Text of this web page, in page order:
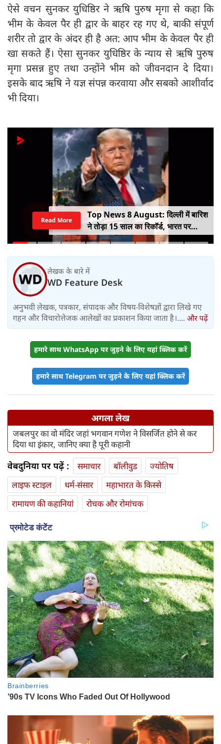
ऐसे वचन सुनकर युधिष्ठिर ने ऋषि पुरुष मृगा से कहा कि
भीम के केवल पैर ही द्वार के बाहर रह गए थे, बाकी संपूर्ण
शरीर तो द्वार के अंदर ही है अत: आप भीम के केवल पैर ही
खा सकते हैं। ऐसा सुनकर युधिष्ठिर के न्याय से ऋषि पुरुष
मृगा प्रसन्न हुए तथा उन्होंने भीम को जीवनदान दे दिया।
इसके बाद ऋषि ने यज्ञ संपन्न करवाया और सबको आशीर्वाद
भी दिया।
Top News 8 August: दिल्ली में बारिश
ने तोड़ा 15 साल का रिकॉर्ड, भारत पर
100% टैरिफ का खतरा; Gen Z पर कंगना
Read More
लेखक के बारे में
WD Feature Desk
अनुभवी लेखक, पत्रकार, संपादक और विषय-विशेषज्ञों द्वारा लिखे गए
गहन और विचारोत्तेजक आलेखों का प्रकाशन किया जाता है।.... और पढ़ें
हमारे साथ WhatsApp पर जुड़ने के लिए यहां क्लिक करें
हमारे साथ Telegram पर जुड़ने के लिए यहां क्लिक करें
अगला लेख
जबलपुर का वो मंदिर जहां भगवान गणेश ने विसर्जित होने से कर
दिया था इंकार, जानिए क्या है पूरी कहानी
वेबदुनिया पर पढ़ें : समाचार बॉलीवुड
ज्योतिष
लाइफ स्‍टाइल
धर्म-संसार
महाभारत के किस्से
रामायण की कहानियां
रोचक और रोमांचक